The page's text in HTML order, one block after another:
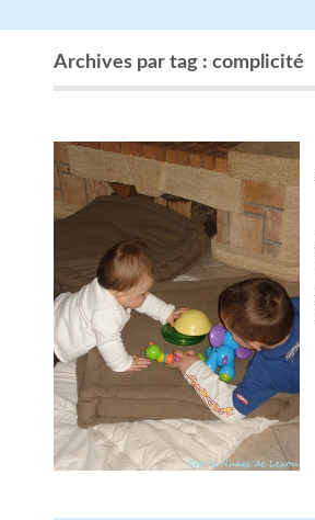
Archives par tag : complicité